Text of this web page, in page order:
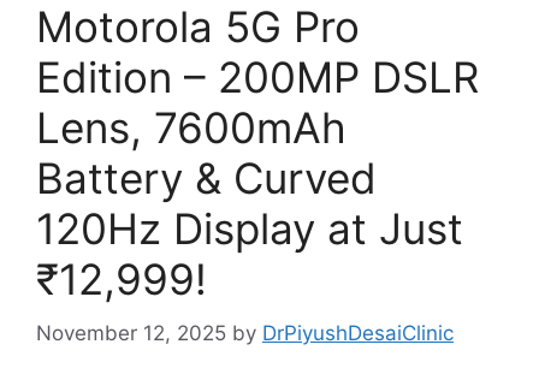
Motorola 5G Pro
Edition – 200MP DSLR
Lens, 7600mAh
Battery & Curved
120Hz Display at Just
₹12,999!
November 12, 2025 by DrPiyushDesaiClinic